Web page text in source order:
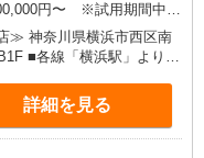
円〜 ※試用期間中は
手当：30,800円（月給に
追加で残業手当支給 ※月
試用期間（2〜3ヶ月）も
外かつ賃貸の場合のみ別
≫ 神奈川県横浜市西区南
■各線「横浜駅」より徒
詳細を見る